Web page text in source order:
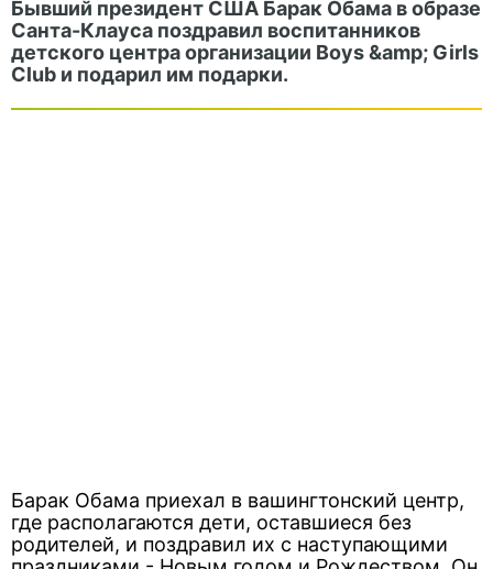
Бывший президент США Барак Обама в образе
Санта-Клауса поздравил воспитанников
детского центра организации Boys &amp; Girls
Club и подарил им подарки.
Барак Обама приехал в вашингтонский центр,
где располагаются дети, оставшиеся без
родителей, и поздравил их с наступающими